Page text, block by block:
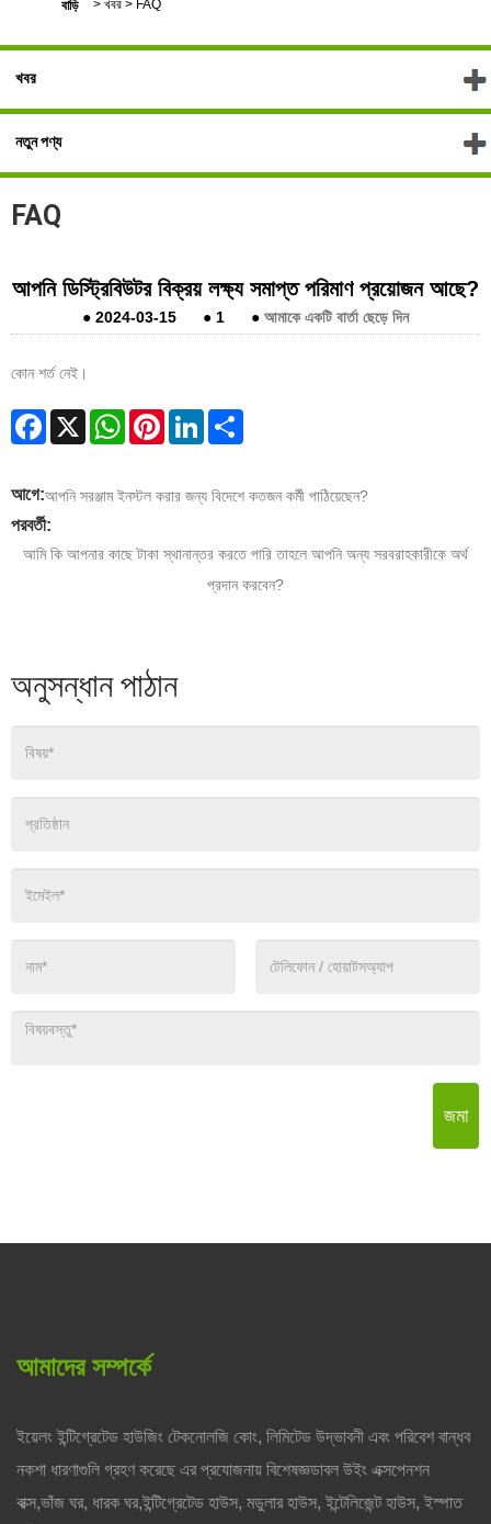
বাড়ি > খবর > FAQ
খবর
নতুন পণ্য
FAQ
আপনি ডিস্ট্রিবিউটর বিক্রয় লক্ষ্য সমাপ্ত পরিমাণ প্রয়োজন আছে?
● 2024-03-15 ● 1 ● আমাকে একটি বার্তা ছেড়ে দিন
কোন শর্ত নেই।
Facebook
X WhatsAppPinterestLinkedIn
আগে:আপনি সরঞ্জাম ইনস্টল করার জন্য বিদেশে কতজন কর্মী পাঠিয়েছেন?
পরবর্তী:
আমি কি আপনার কাছে টাকা স্থানান্তর করতে পারি তাহলে আপনি অন্য সরবরাহকারীকে অর্থ
প্রদান করবেন?
অনুসন্ধান পাঠান
জমা
আমাদের সম্পর্কে
ইয়েলং ইন্টিগ্রেটেড হাউজিং টেকনোলজি কোং, লিমিটেড উদ্ভাবনী এবং পরিবেশ বান্ধব
নকশা ধারণাগুলি গ্রহণ করেছে এর প্রযোজনায় বিশেষজ্ঞডাবল উইং এক্সপেনশন
বাক্স,ভাঁজ ঘর, ধারক ঘর,ইন্টিগ্রেটেড হাউস, মডুলার হাউস, ইন্টেলিজেন্ট হাউস, ইস্পাত